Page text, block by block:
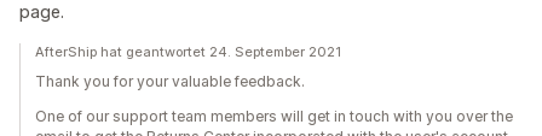
page.
AfterShip hat geantwortet 24. September 2021
Thank you for your valuable feedback.
One of our support team members will get in touch with you over the